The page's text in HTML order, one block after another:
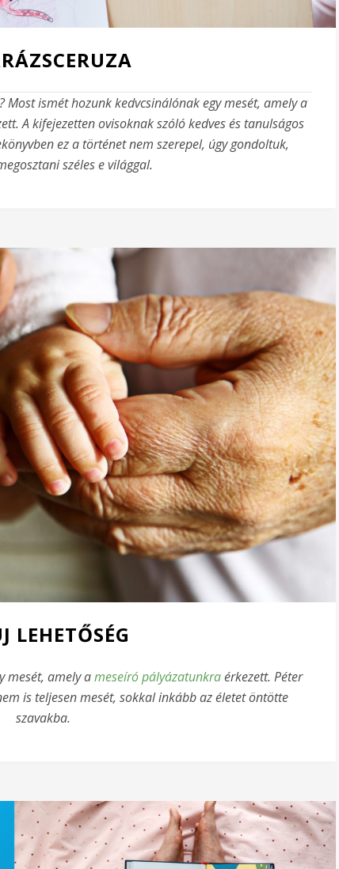
Most ismét hozunk kedvcsinálónak egy mesét, amely a
A kifejezetten ovisoknak szóló kedves és tanulságos
ez a történet nem szerepel, úgy gondoltuk,
széles e világgal.
LEHETŐSÉG
mesét, amely ameseíró pályázatunkraérkezett. Péter
is teljesen mesét, sokkal inkább az életet öntötte
szavakba.